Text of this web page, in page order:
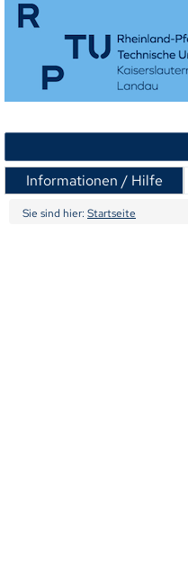
Informationen / Hilfe
Sie sind hier: Startseite